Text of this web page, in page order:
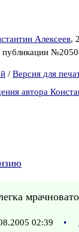
Алексеев,
публикации
/ Версия для
автора
02:39 •